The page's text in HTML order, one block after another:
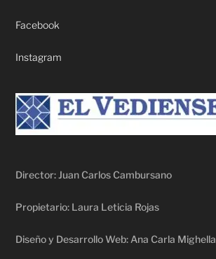
Facebook
Instagram
Director: Juan Carlos Cambursano
Propietario: Laura Leticia Rojas
Diseño y Desarrollo Web: Ana Carla Mighella